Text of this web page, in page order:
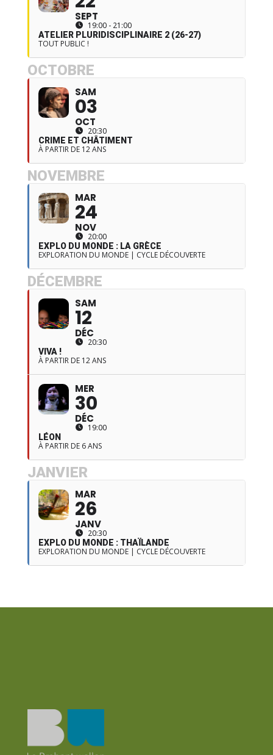
SEPT
19:00 - 21:00
ATELIER PLURIDISCIPLINAIRE 2 (26-27)
TOUT PUBLIC !
OCTOBRE
SAM
03
OCT
20:30
CRIME ET CHÂTIMENT
À PARTIR DE 12 ANS
NOVEMBRE
MAR
24
NOV
20:00
EXPLO DU MONDE : LA GRÈCE
EXPLORATION DU MONDE | CYCLE DÉCOUVERTE
DÉCEMBRE
SAM
12
DÉC
20:30
VIVA !
À PARTIR DE 12 ANS
MER
30
DÉC
19:00
LÉON
À PARTIR DE 6 ANS
JANVIER
MAR
26
JANV
20:30
EXPLO DU MONDE : THAÏLANDE
EXPLORATION DU MONDE | CYCLE DÉCOUVERTE